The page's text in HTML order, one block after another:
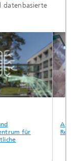
datenbasierte
Recruiting